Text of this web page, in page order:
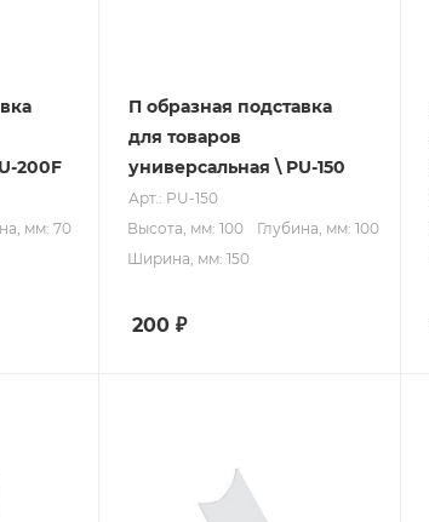
200F
мм: 70
П образная подставка
для товаров
универсальная \ PU-150
Арт.: PU-150
Высота, мм: 100
Глубина, мм: 100
Ширина, мм: 150
200 ₽